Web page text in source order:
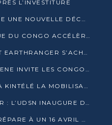
L’INVESTITURE
TOTAL ENERGIES ANNONCE UNE NOUVELLE DÉCOUVERTE D’HYDROCARBURES SUR LE PERMIS MOHO AU LARGE DU CONGO
HUAWEI ET LA RÉPUBLIQUE DU CONGO ACCÉLÈRENT LEUR PARTENARIAT
BIODIVERSITÉ : LE PROJET EARTHRANGER S’ACHÈVE, MAIS LES DÉFIS DEMEURENT
LE FAN CLUB KANDZA MWENE INVITE LES CONGOLAIS À UNE FORTE AFFLUENCE AU STADE DE KINTÉLÉ
NINON GOUAMBA LANCE À KINTÉLÉ LA MOBILISATION POUR L’INVESTITURE DR DSN
ENSEIGNEMENT SUPÉRIEUR : L’UDSN INAUGURE DES LABORATOIRES POUR BOOSTER LA FORMATION PRATIQUE
LA « VAGUE BLEUE » SE PRÉPARE À UN 16 AVRIL HISTORIQUE